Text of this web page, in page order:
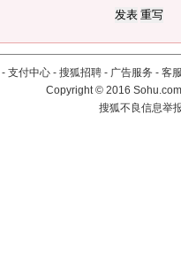
- 支付中心 - 搜狐招聘 - 广告服务 - 客
Copyright©2016
搜狐不良信息举